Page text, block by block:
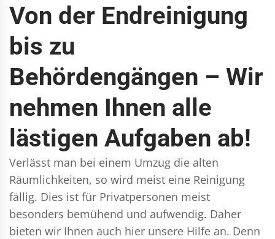
Von der Endreinigung
bis zu
Behördengängen – Wir
nehmen Ihnen alle
lästigen Aufgaben ab!
Verlässt man bei einem Umzug die alten
Räumlichkeiten, so wird meist eine Reinigung
fällig. Dies ist für Privatpersonen meist
besonders bemühend und aufwendig. Daher
bieten wir Ihnen auch hier unsere Hilfe an. Denn